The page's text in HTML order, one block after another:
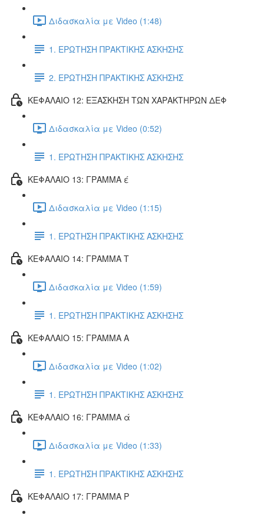
Διδασκαλία με Video (1:48)
1. ΕΡΩΤΗΣΗ ΠΡΑΚΤΙΚΗΣ ΑΣΚΗΣΗΣ
2. ΕΡΩΤΗΣΗ ΠΡΑΚΤΙΚΗΣ ΑΣΚΗΣΗΣ
ΚΕΦΑΛΑΙΟ 12: ΕΞΑΣΚΗΣΗ ΤΩΝ ΧΑΡΑΚΤΗΡΩΝ ΔΕΦ
Διδασκαλία με Video (0:52)
1. ΕΡΩΤΗΣΗ ΠΡΑΚΤΙΚΗΣ ΑΣΚΗΣΗΣ
ΚΕΦΑΛΑΙΟ 13: ΓΡΑΜΜΑ έ
Διδασκαλία με Video (1:15)
1. ΕΡΩΤΗΣΗ ΠΡΑΚΤΙΚΗΣ ΑΣΚΗΣΗΣ
ΚΕΦΑΛΑΙΟ 14: ΓΡΑΜΜΑ Τ
Διδασκαλία με Video (1:59)
1. ΕΡΩΤΗΣΗ ΠΡΑΚΤΙΚΗΣ ΑΣΚΗΣΗΣ
ΚΕΦΑΛΑΙΟ 15: ΓΡΑΜΜΑ Α
Διδασκαλία με Video (1:02)
1. ΕΡΩΤΗΣΗ ΠΡΑΚΤΙΚΗΣ ΑΣΚΗΣΗΣ
ΚΕΦΑΛΑΙΟ 16: ΓΡΑΜΜΑ ά
Διδασκαλία με Video (1:33)
1. ΕΡΩΤΗΣΗ ΠΡΑΚΤΙΚΗΣ ΑΣΚΗΣΗΣ
ΚΕΦΑΛΑΙΟ 17: ΓΡΑΜΜΑ Ρ